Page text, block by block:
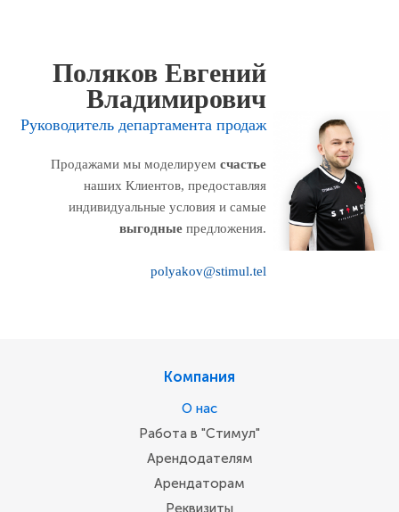
Поляков Евгений
Владимирович
Руководитель департамента продаж
Продажами мы моделируем счастье
наших Клиентов, предоставляя
индивидуальные условия и самые
выгодныепредложения.
polyakov@stimul.tel
Компания
О нас
Работа в "Стимул"
Арендодателям
Арендаторам
Реквизиты